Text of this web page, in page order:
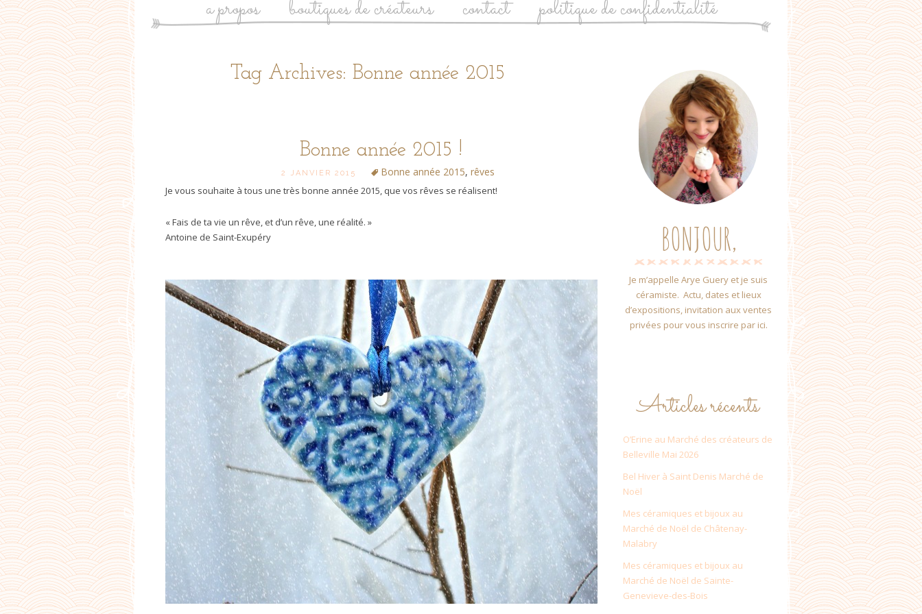
a propos boutiques de créateurs contact politique de confidentialité
Tag Archives: Bonne année 2015
Bonne année 2015 !
2 JANVIER 2015 Bonne année 2015,rêves
Je vous souhaite à tous une très bonne année 2015, que vos rêves se réalisent!
« Fais de ta vie un rêve, et d’un rêve, une réalité. »
Antoine de Saint-Exupéry
BONJOUR,
Je m’appelle Arye Guery et je suis
céramiste. Actu, dates et lieux
d’expositions, invitation aux ventes
privées pour vous inscrire par ici.
Articles récents
O’Erine au Marché des créateurs de
Belleville Mai 2026
Bel Hiver à Saint Denis Marché de
Noël
Mes céramiques et bijoux au
Marché de Noël de Châtenay-
Malabry
Mes céramiques et bijoux au
Marché de Noël de Sainte-
Genevieve-des-Bois